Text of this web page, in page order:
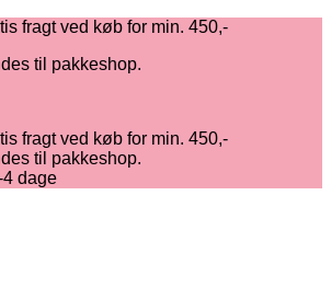
fragt ved køb for min. 450,-
til pakkeshop.
fragt ved køb for min. 450,-
til pakkeshop.
4 dage